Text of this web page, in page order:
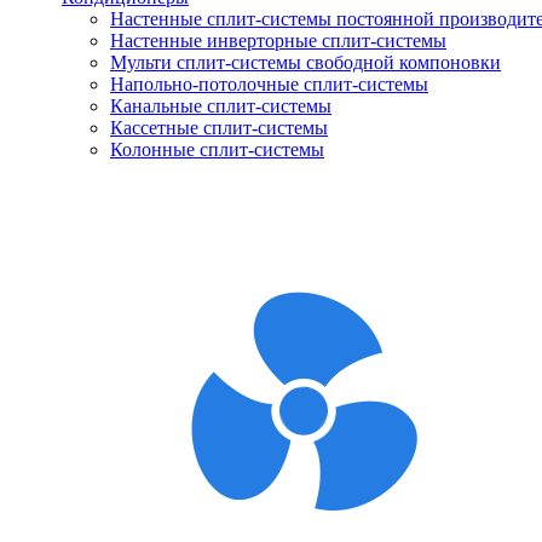
Настенные сплит-системы постоянной
Настенные инверторные сплит-системы
Мульти сплит-системы свободной компоновки
Напольно-потолочные сплит-системы
Канальные сплит-системы
Кассетные сплит-системы
Колонные сплит-системы